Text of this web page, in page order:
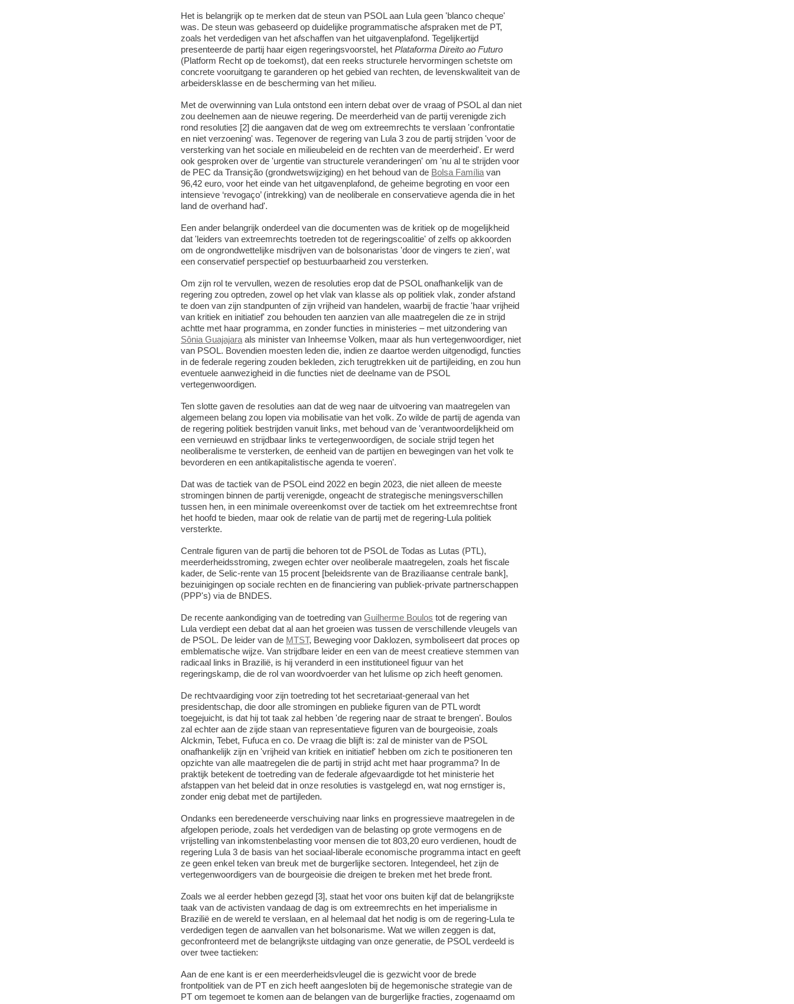
Het is belangrijk op te merken dat de steun van PSOL aan Lula geen 'blanco cheque'
was. De steun was gebaseerd op duidelijke programmatische afspraken met de PT,
zoals het verdedigen van het afschaffen van het uitgavenplafond. Tegelijkertijd
presenteerde de partij haar eigen regeringsvoorstel, het Plataforma Direito ao Futuro
(Platform Recht op de toekomst), dat een reeks structurele hervormingen schetste om
concrete vooruitgang te garanderen op het gebied van rechten, de levenskwaliteit van de
arbeidersklasse en de bescherming van het milieu.
Met de overwinning van Lula ontstond een intern debat over de vraag of PSOL al dan niet
zou deelnemen aan de nieuwe regering. De meerderheid van de partij verenigde zich
rond resoluties [2] die aangaven dat de weg om extreemrechts te verslaan 'confrontatie
en niet verzoening' was. Tegenover de regering van Lula 3 zou de partij strijden 'voor de
versterking van het sociale en milieubeleid en de rechten van de meerderheid'. Er werd
ook gesproken over de 'urgentie van structurele veranderingen' om 'nu al te strijden voor
de PEC da Transição (grondwetswijziging) en het behoud van de Bolsa Famíliavan
96,42 euro, voor het einde van het uitgavenplafond, de geheime begroting en voor een
intensieve ‘revogaço’ (intrekking) van de neoliberale en conservatieve agenda die in het
land de overhand had'.
Een ander belangrijk onderdeel van die documenten was de kritiek op de mogelijkheid
dat 'leiders van extreemrechts toetreden tot de regeringscoalitie' of zelfs op akkoorden
om de ongrondwettelijke misdrijven van de bolsonaristas 'door de vingers te zien', wat
een conservatief perspectief op bestuurbaarheid zou versterken.
Om zijn rol te vervullen, wezen de resoluties erop dat de PSOL onafhankelijk van de
regering zou optreden, zowel op het vlak van klasse als op politiek vlak, zonder afstand
te doen van zijn standpunten of zijn vrijheid van handelen, waarbij de fractie 'haar vrijheid
van kritiek en initiatief' zou behouden ten aanzien van alle maatregelen die ze in strijd
achtte met haar programma, en zonder functies in ministeries – met uitzondering van
Sônia Guajajaraals minister van Inheemse Volken, maar als hun vertegenwoordiger, niet
van PSOL. Bovendien moesten leden die, indien ze daartoe werden uitgenodigd, functies
in de federale regering zouden bekleden, zich terugtrekken uit de partijleiding, en zou hun
eventuele aanwezigheid in die functies niet de deelname van de PSOL
vertegenwoordigen.
Ten slotte gaven de resoluties aan dat de weg naar de uitvoering van maatregelen van
algemeen belang zou lopen via mobilisatie van het volk. Zo wilde de partij de agenda van
de regering politiek bestrijden vanuit links, met behoud van de 'verantwoordelijkheid om
een vernieuwd en strijdbaar links te vertegenwoordigen, de sociale strijd tegen het
neoliberalisme te versterken, de eenheid van de partijen en bewegingen van het volk te
bevorderen en een antikapitalistische agenda te voeren'.
Dat was de tactiek van de PSOL eind 2022 en begin 2023, die niet alleen de meeste
stromingen binnen de partij verenigde, ongeacht de strategische meningsverschillen
tussen hen, in een minimale overeenkomst over de tactiek om het extreemrechtse front
het hoofd te bieden, maar ook de relatie van de partij met de regering-Lula politiek
versterkte.
Centrale figuren van de partij die behoren tot de PSOL de Todas as Lutas (PTL),
meerderheidsstroming, zwegen echter over neoliberale maatregelen, zoals het fiscale
kader, de Selic-rente van 15 procent [beleidsrente van de Braziliaanse centrale bank],
bezuinigingen op sociale rechten en de financiering van publiek-private partnerschappen
(PPP's) via de BNDES.
De recente aankondiging van de toetreding van Guilherme Boulos tot de regering van
Lula verdiept een debat dat al aan het groeien was tussen de verschillende vleugels van
de PSOL. De leider van de MTST, Beweging voor Daklozen, symboliseert dat proces op
emblematische wijze. Van strijdbare leider en een van de meest creatieve stemmen van
radicaal links in Brazilië, is hij veranderd in een institutioneel figuur van het
regeringskamp, die de rol van woordvoerder van het lulisme op zich heeft genomen.
De rechtvaardiging voor zijn toetreding tot het secretariaat-generaal van het
presidentschap, die door alle stromingen en publieke figuren van de PTL wordt
toegejuicht, is dat hij tot taak zal hebben 'de regering naar de straat te brengen'. Boulos
zal echter aan de zijde staan van representatieve figuren van de bourgeoisie, zoals
Alckmin, Tebet, Fufuca en co. De vraag die blijft is: zal de minister van de PSOL
onafhankelijk zijn en 'vrijheid van kritiek en initiatief' hebben om zich te positioneren ten
opzichte van alle maatregelen die de partij in strijd acht met haar programma? In de
praktijk betekent de toetreding van de federale afgevaardigde tot het ministerie het
afstappen van het beleid dat in onze resoluties is vastgelegd en, wat nog ernstiger is,
zonder enig debat met de partijleden.
Ondanks een beredeneerde verschuiving naar links en progressieve maatregelen in de
afgelopen periode, zoals het verdedigen van de belasting op grote vermogens en de
vrijstelling van inkomstenbelasting voor mensen die tot 803,20 euro verdienen, houdt de
regering Lula 3 de basis van het sociaal-liberale economische programma intact en geeft
ze geen enkel teken van breuk met de burgerlijke sectoren. Integendeel, het zijn de
vertegenwoordigers van de bourgeoisie die dreigen te breken met het brede front.
Zoals we al eerder hebben gezegd [3], staat het voor ons buiten kijf dat de belangrijkste
taak van de activisten vandaag de dag is om extreemrechts en het imperialisme in
Brazilië en de wereld te verslaan, en al helemaal dat het nodig is om de regering-Lula te
verdedigen tegen de aanvallen van het bolsonarisme. Wat we willen zeggen is dat,
geconfronteerd met de belangrijkste uitdaging van onze generatie, de PSOL verdeeld is
over twee tactieken:
Aan de ene kant is er een meerderheidsvleugel die is gezwicht voor de brede
frontpolitiek van de PT en zich heeft aangesloten bij de hegemonische strategie van de
PT om tegemoet te komen aan de belangen van de burgerlijke fracties, zogenaamd om